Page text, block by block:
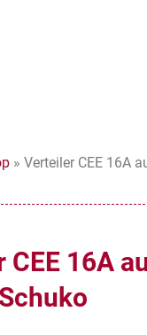
» Verteiler CEE 16A
16A